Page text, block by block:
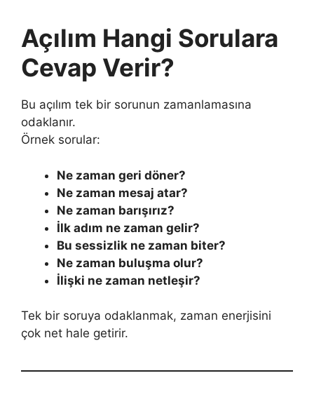
Açılım Hangi Sorulara
Cevap Verir?
Bu açılım tek bir sorunun zamanlamasına
odaklanır.
Örnek sorular:
Ne zaman geri döner?
Ne zaman mesaj atar?
Ne zaman barışırız?
İlk adım ne zaman gelir?
Bu sessizlik ne zaman biter?
Ne zaman buluşma olur?
İlişki ne zaman netleşir?
Tek bir soruya odaklanmak, zaman enerjisini
çok net hale getirir.